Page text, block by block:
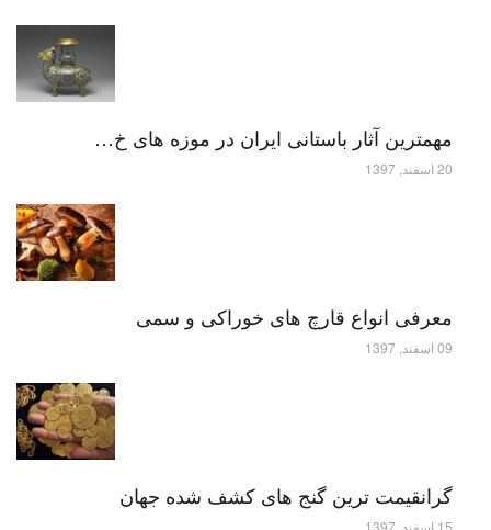
مهمترین آثار باستانی ایران در موزه های خ…
20 اسفند, 1397
معرفی انواع قارچ های خوراکی و سمی
09 اسفند, 1397
گرانقیمت ترین گنج های کشف شده جهان
15 اسفند, 1397